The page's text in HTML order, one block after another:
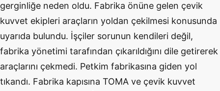
gerginliğe neden oldu. Fabrika önüne gelen çevik
kuvvet ekipleri araçların yoldan çekilmesi konusunda
uyarıda bulundu. İşçiler sorunun kendileri değil,
fabrika yönetimi tarafından çıkarıldığını dile getirerek
araçlarını çekmedi. Petkim fabrikasına giden yol
tıkandı. Fabrika kapısına TOMA ve çevik kuvvet